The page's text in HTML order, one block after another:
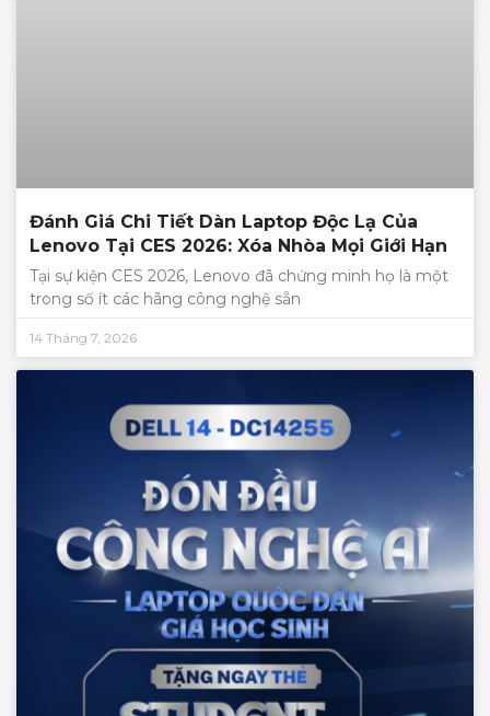
Đánh Giá Chi Tiết Dàn Laptop Độc Lạ Của
Lenovo Tại CES 2026: Xóa Nhòa Mọi Giới Hạn
Tại sự kiện CES 2026, Lenovo đã chứng minh họ là một
trong số ít các hãng công nghệ sẵn
14 Tháng 7, 2026